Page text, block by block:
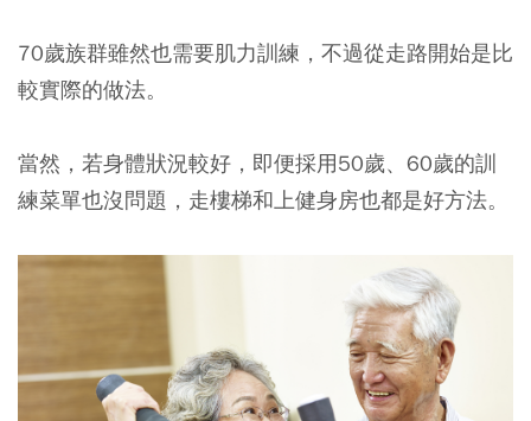
70歲族群雖然也需要肌力訓練，不過從走路開始是比
較實際的做法。
當然，若身體狀況較好，即便採用50歲、60歲的訓
練菜單也沒問題，走樓梯和上健身房也都是好方法。